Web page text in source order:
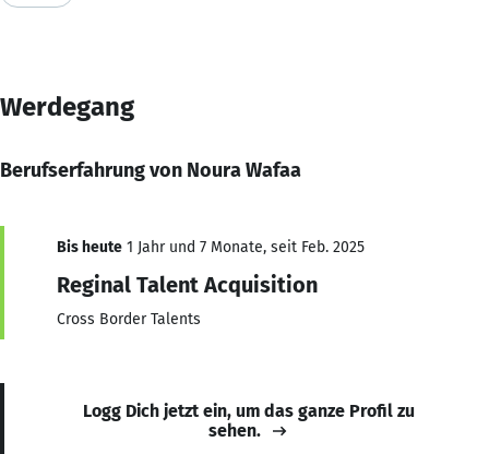
Werdegang
Berufserfahrung von Noura Wafaa
Bis heute 1 Jahr und 7 Monate, seit Feb. 2025
Reginal Talent Acquisition
Cross Border Talents
Logg Dich jetzt ein, um das ganze Profil zu
sehen.